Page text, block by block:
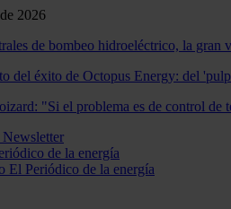
2026
de bombeo hidroeléctrico, la gran
del éxito de Octopus Energy: del
"Si el problema es de control de
Newsletter